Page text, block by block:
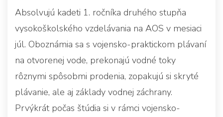
Absolvujú kadeti 1. ročníka druhého stupňa
vysokoškolského vzdelávania na AOS v mesiaci
júl. Oboznámia sa s vojensko-praktickom plávaní
na otvorenej vode, prekonajú vodné toky
rôznymi spôsobmi prodenia, zopakujú si skryté
plávanie, ale aj základy vodnej záchrany.
Prvýkrát počas štúdia si v rámci vojensko-